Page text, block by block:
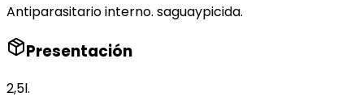
Antiparasitario interno. saguaypicida.
Presentación
2,5l.